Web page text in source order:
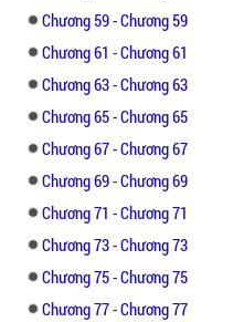
Chương 59 - Chương 59
Chương 61 - Chương 61
Chương 63 - Chương 63
Chương 65 - Chương 65
Chương 67 - Chương 67
Chương 69 - Chương 69
Chương 71 - Chương 71
Chương 73 - Chương 73
Chương 75 - Chương 75
Chương 77 - Chương 77